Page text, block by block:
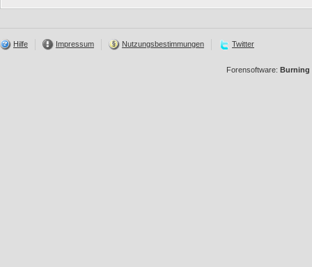
Hilfe Impressum Nutzungsbestimmungen Twitter
Forensoftware: Burning